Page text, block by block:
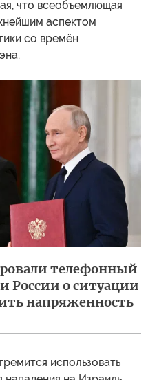
что всеобъемлющая
аспектом
со времён
телефонный
России о ситуации
напряженность
использовать